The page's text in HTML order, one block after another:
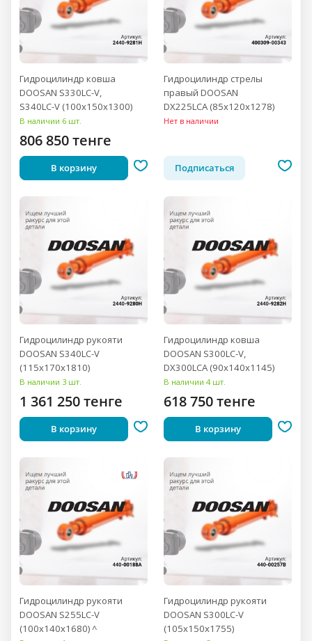
Гидроцилиндр ковша
DOOSAN S330LC-V,
S340LC-V (100x150x1300)
В наличии 6 шт.
806 850 тенге
В корзину
Гидроцилиндр стрелы
правый DOOSAN
DX225LCA (85x120x1278)
Нет в наличии
Подписаться
Гидроцилиндр рукояти
DOOSAN S340LC-V
(115x170x1810)
В наличии 3 шт.
1 361 250 тенге
В корзину
Гидроцилиндр ковша
DOOSAN S300LC-V,
DX300LCA (90x140x1145)
В наличии 4 шт.
618 750 тенге
В корзину
Гидроцилиндр рукояти
DOOSAN S255LC-V
(100x140x1680) ^
Гидроцилиндр рукояти
DOOSAN S300LC-V
(105x150x1755)